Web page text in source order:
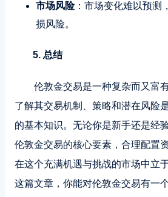
市场风险：市场变化难以预测
损风险。
5. 总结
伦敦金交易是一种复杂而又富
了解其交易机制、策略和潜在风险
的基本知识。无论你是新手还是经
伦敦金交易的核心要素，合理配置
在这个充满机遇与挑战的市场中立
这篇文章，你能对伦敦金交易有一